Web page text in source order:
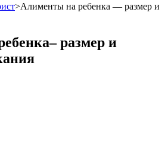
>Алименты на ребенка — размер и
размер и